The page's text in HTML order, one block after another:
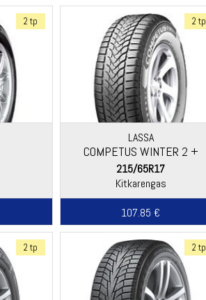
2 tp 2 tp
LASSA
COMPETUS WINTER 2 +
215/65R17
Kitkarengas
107.85 €
2 tp 2 tp